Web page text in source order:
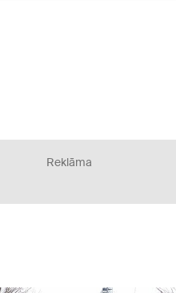
Reklāma